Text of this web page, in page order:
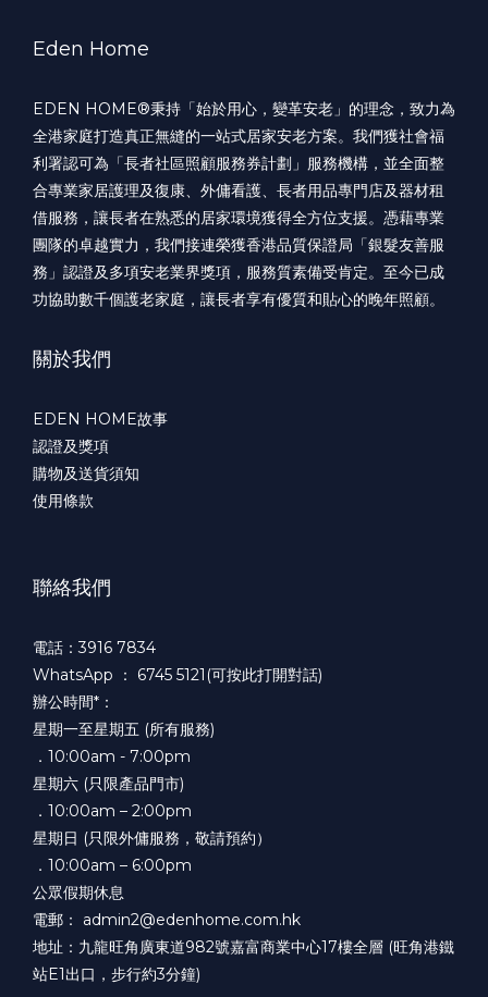
Eden Home
EDEN HOME®️秉持「始於用心，變革安老」的理念，致力為
全港家庭打造真正無縫的一站式居家安老方案。我們獲社會福
利署認可為「長者社區照顧服務券計劃」服務機構，並全面整
合專業家居護理及復康、外傭看護、長者用品專門店及器材租
借服務，讓長者在熟悉的居家環境獲得全方位支援。憑藉專業
團隊的卓越實力，我們接連榮獲香港品質保證局「銀髮友善服
務」認證及多項安老業界獎項，服務質素備受肯定。至今已成
功協助數千個護老家庭，讓長者享有優質和貼心的晚年照顧。
關於我們
EDEN HOME故事
認證及獎項
購物及送貨須知
使用條款
聯絡我們
電話：3916 7834
WhatsApp ： 6745 5121(可按此打開對話)
辦公時間*：
星期一至星期五 (所有服務)
．10:00am - 7:00pm
星期六 (只限產品門市)
．10:00am – 2:00pm
星期日 (只限外傭服務，敬請預約）
．10:00am – 6:00pm
公眾假期休息
電郵： admin2@edenhome.com.hk
地址：九龍旺角廣東道982號嘉富商業中心17樓全層 (旺角港鐵
站E1出口，步行約3分鐘)